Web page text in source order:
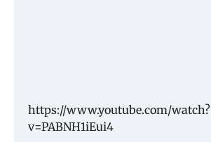
https://www.youtube.com/watch?
v=PABNH1iEui4